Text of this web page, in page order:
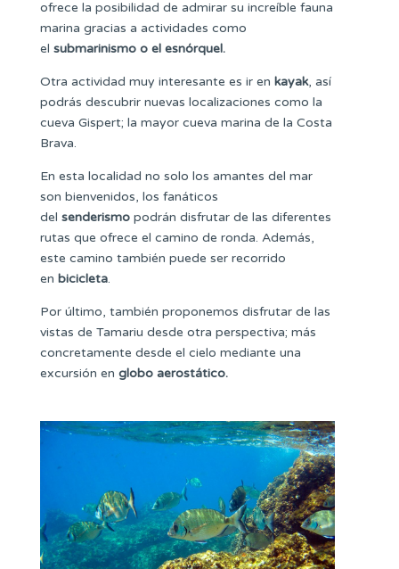
ofrece la posibilidad de admirar su increíble fauna
marina gracias a actividades como
el submarinismo o el esnórquel.
Otra actividad muy interesante es ir en kayak, así
podrás descubrir nuevas localizaciones como la
cueva Gispert; la mayor cueva marina de la Costa
Brava.
En esta localidad no solo los amantes del mar
son bienvenidos, los fanáticos
del senderismo podrán disfrutar de las diferentes
rutas que ofrece el camino de ronda. Además,
este camino también puede ser recorrido
en bicicleta.
Por último, también proponemos disfrutar de las
vistas de Tamariu desde otra perspectiva; más
concretamente desde el cielo mediante una
excursión en globo aerostático.